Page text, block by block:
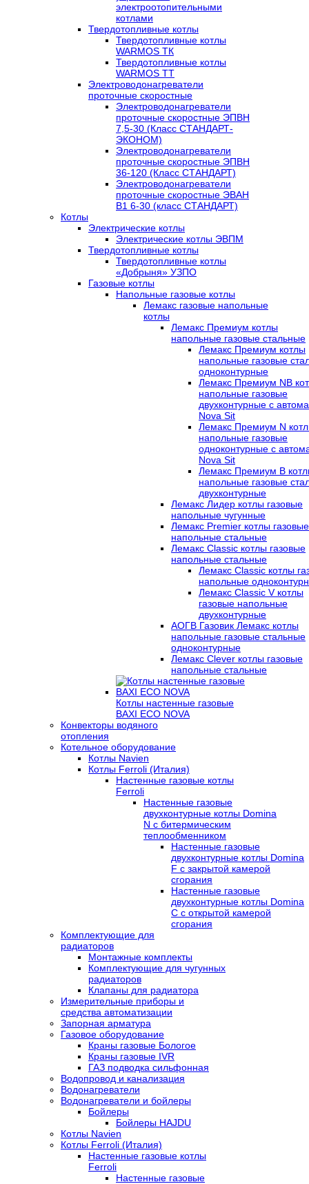
электроотопительными
котлами
Твердотопливные котлы
Твердотопливные котлы
WARMOS TК
Твердотопливные котлы
WARMOS TT
Электроводонагреватели
проточные скоростные
Электроводонагреватели
проточные скоростные ЭПВН
7,5-30 (Класс СТАНДАРТ-
ЭКОНОМ)
Электроводонагреватели
проточные скоростные ЭПВН
36-120 (Класс СТАНДАРТ)
Электроводонагреватели
проточные скоростные ЭВАН
В1 6-30 (класс СТАНДАРТ)
Котлы
Электрические котлы
Электрические котлы ЭВПМ
Твердотопливные котлы
Твердотопливные котлы
«Добрыня» УЗПО
Газовые котлы
Напольные газовые котлы
Лемакс газовые напольные
котлы
Лемакс Премиум котлы
напольные газовые стальные
Лемакс Премиум котлы
напольные газовые
одноконтурные
Лемакс Премиум NB
напольные газовые
двухконтурные c
Nova Sit
Лемакс Премиум N
напольные газовые
одноконтурные c
Nova Sit
Лемакс Премиум B
напольные газовые
двухконтурные
Лемакс Лидер котлы газовые
напольные чугунные
Лемакс Premier котлы газовые
напольные стальные
Лемакс Classic котлы газовые
напольные стальные
Лемакс Classic котлы
напольные
Лемакс Classic V котлы
газовые напольные
двухконтурные
АОГВ Газовик Лемакс котлы
напольные газовые стальные
одноконтурные
Лемакс Clever котлы газовые
напольные стальные
Котлы настенные газовые
BAXI ECO NOVA
Конвекторы водяного
отопления
Котельное оборудование
Котлы Navien
Котлы Ferroli (Италия)
Настенные газовые котлы
Ferroli
Настенные газовые
двухконтурные котлы Domina
N с битермическим
теплообменником
Настенные газовые
двухконтурные котлы Domina
F с закрытой камерой
сгорания
Настенные газовые
двухконтурные котлы Domina
C с открытой камерой
сгорания
Комплектующие для
радиаторов
Монтажные комплекты
Комплектующие для чугунных
радиаторов
Клапаны для радиатора
Измерительные приборы и
средства автоматизации
Запорная арматура
Газовое оборудование
Краны газовые Бологое
Краны газовые IVR
ГАЗ подводка сильфонная
Водопровод и канализация
Водонагреватели
Водонагреватели и бойлеры
Бойлеры
Бойлеры HAJDU
Котлы Navien
Котлы Ferroli (Италия)
Настенные газовые котлы
Ferroli
Настенные газовые